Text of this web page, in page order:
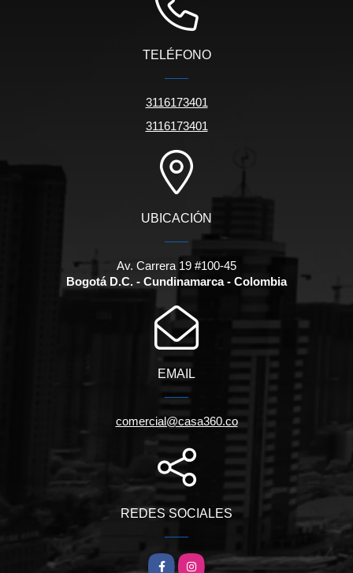
TELÉFONO
3116173401
3116173401
UBICACIÓN
Av. Carrera 19 #100-45
Bogotá D.C. - Cundinamarca - Colombia
EMAIL
comercial@casa360.co
REDES SOCIALES
FacebookInstagram